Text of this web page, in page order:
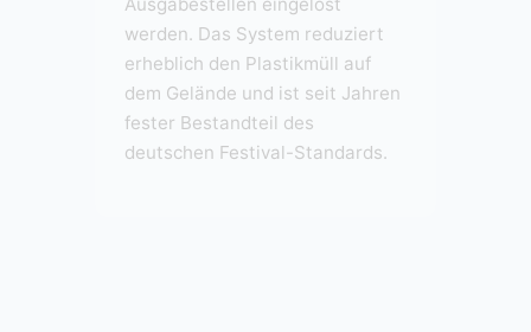
werden. Das System reduziert
erheblich den Plastikmüll auf
dem Gelände und ist seit Jahren
fester Bestandteil des
deutschen Festival-Standards.